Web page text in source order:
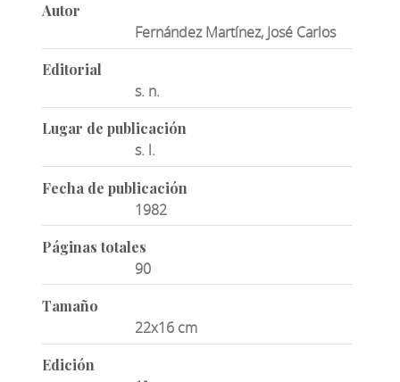
Autor
Fernández Martínez, José Carlos
Editorial
s. n.
Lugar de publicación
s. l.
Fecha de publicación
1982
Páginas totales
90
Tamaño
22x16 cm
Edición